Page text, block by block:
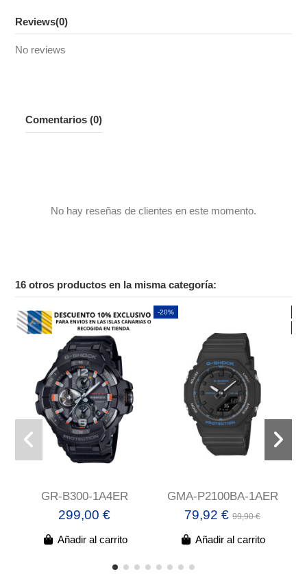
Reviews(0)
No reviews
Comentarios (0)
No hay reseñas de clientes en este momento.
16 otros productos en la misma categoría:
GR-B300-1A4ER
299,00 €
Añadir al carrito
-20%
GMA-P2100BA-1AER
79,92 €99,90 €
Añadir al carrito